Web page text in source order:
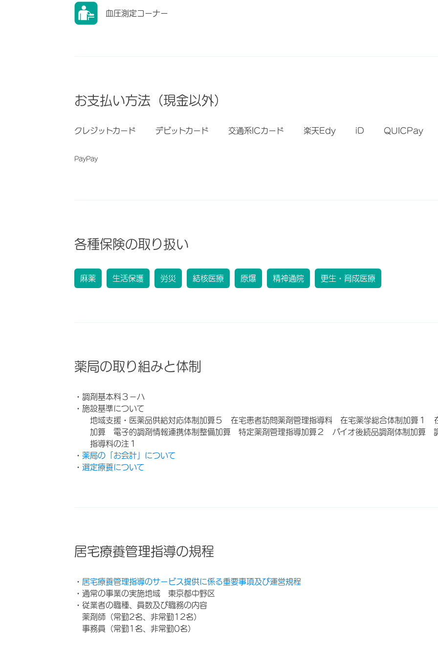
血圧測定コーナー
お支払い方法（現金以外）
クレジットカード デビットカード 交通系ICカード 楽天Edy iD QUICPay
PayPay
各種保険の取り扱い
麻薬 生活保護 労災 結核医療 原爆 精神通院 更生・育成医療
薬局の取り組みと体制
・調剤基本料３－ハ
・施設基準について
地域支援・医薬品供給対応体制加算５ 在宅患者訪問薬剤管理指導料 在宅薬学総合体制加算１
加算 電子的調剤情報連携体制整備加算 特定薬剤管理指導加算２ バイオ後続品調剤体制加算
指導料の注１
・ 薬局の「お会計」について
・ 選定療養について
居宅療養管理指導の規程
・ 居宅療養管理指導のサービス提供に係る重要事項及び運営規程
・通常の事業の実施地域 東京都中野区
・従業者の職種、員数及び職務の内容
薬剤師（常勤2名、非常勤12名）
事務員（常勤1名、非常勤0名）